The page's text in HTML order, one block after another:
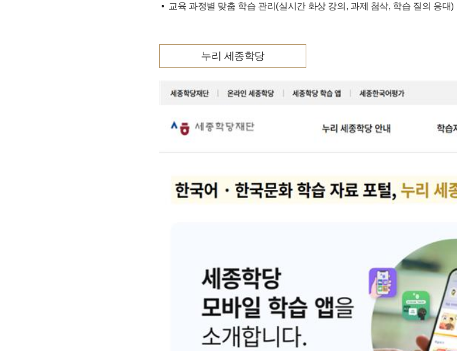
교육 과정별 맞춤 학습 관리(실시간 화상 강의, 과제 첨삭, 학습 질의 응대
누리 세종학당